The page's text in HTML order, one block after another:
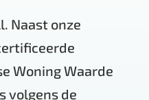
Naast onze
Woning Waarde
volgens de